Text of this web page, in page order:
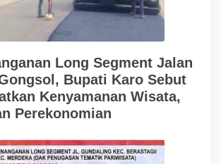
Long Segment Jalan
Bupati Karo Sebut
Kenyamanan Wisata,
Perekonomian